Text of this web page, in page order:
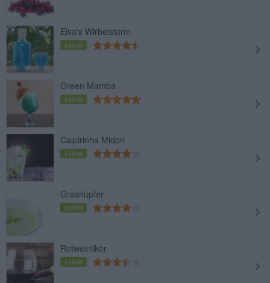
Elsa's Wirbelsturm
Leicht
Green Mamba
Leicht
Caipirinha Midori
Leicht
Grashüpfer
Leicht
Rotweinlikör
Leicht